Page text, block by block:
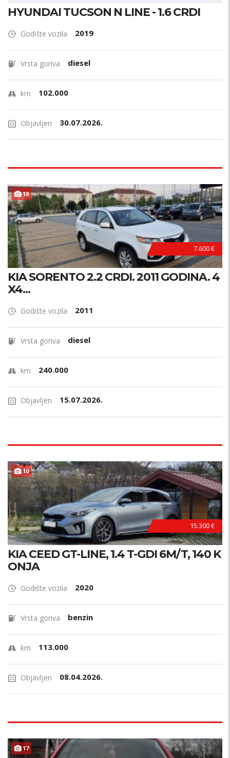
HYUNDAI TUCSON N LINE - 1.6 CRDI
Godište vozila 2019
Vrsta goriva diesel
km 102.000
Objavljen 30.07.2026.
18
7.600 €
KIA SORENTO 2.2 CRDI. 2011 GODINA. 4
X4...
Godište vozila 2011
Vrsta goriva diesel
km 240.000
Objavljen 15.07.2026.
10
15.300 €
KIA CEED GT-LINE, 1.4 T-GDI 6M/T, 140 K
ONJA
Godište vozila 2020
Vrsta goriva benzin
km 113.000
Objavljen 08.04.2026.
17